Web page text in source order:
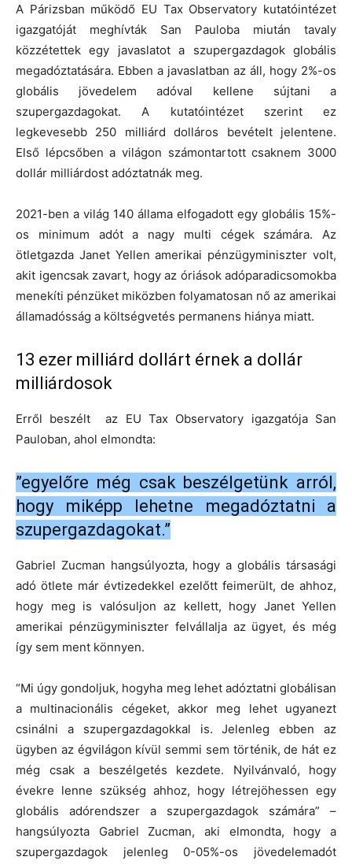
A Párizsban működő EU Tax Observatory kutatóintézet
igazgatóját meghívták San Pauloba miután tavaly
közzétettek egy javaslatot a szupergazdagok globális
megadóztatására. Ebben a javaslatban az áll, hogy 2%-os
globális jövedelem adóval kellene sújtani a
szupergazdagokat. A kutatóintézet szerint ez
legkevesebb 250 milliárd dolláros bevételt jelentene.
Első lépcsőben a világon számontartott csaknem 3000
dollár milliárdost adóztatnák meg.
2021-ben a világ 140 állama elfogadott egy globális 15%-
os minimum adót a nagy multi cégek számára. Az
ötletgazda Janet Yellen amerikai pénzügyminiszter volt,
akit igencsak zavart, hogy az óriások adóparadicsomokba
menekíti pénzüket miközben folyamatosan nő az amerikai
államadósság a költségvetés permanens hiánya miatt.
13 ezer milliárd dollárt érnek a dollár
milliárdosok
Erről beszélt az EU Tax Observatory igazgatója San
Pauloban, ahol elmondta:
”egyelőre még csak beszélgetünk arról,
hogy miképp lehetne megadóztatni a
szupergazdagokat.”
Gabriel Zucman hangsúlyozta, hogy a globális társasági
adó ötlete már évtizedekkel ezelőtt feimerült, de ahhoz,
hogy meg is valósuljon az kellett, hogy Janet Yellen
amerikai pénzügyminiszter felvállalja az ügyet, és még
így sem ment könnyen.
“Mi úgy gondoljuk, hogyha meg lehet adóztatni globálisan
a multinacionális cégeket, akkor meg lehet ugyanezt
csinálni a szupergazdagokkal is. Jelenleg ebben az
ügyben az égvilágon kívül semmi sem történik, de hát ez
még csak a beszélgetés kezdete. Nyilvánvaló, hogy
évekre lenne szükség ahhoz, hogy létrejöhessen egy
globális adórendszer a szupergazdagok számára” –
hangsúlyozta Gabriel Zucman, aki elmondta, hogy a
szupergazdagok jelenleg 0-05%-os jövedelemadót